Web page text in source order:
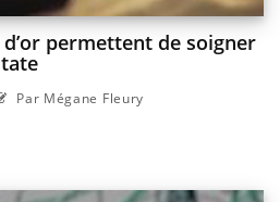
permettent de soigner
Par Mégane Fleury